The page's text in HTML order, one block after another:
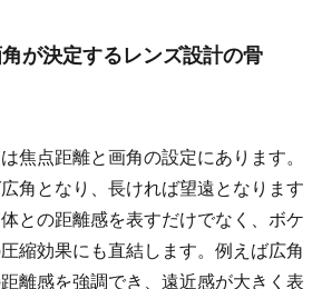
が決定するレンズ設計の骨
焦点距離と画角の設定にあります。
角となり、長ければ望遠となります
との距離感を表すだけでなく、ボケ
縮効果にも直結します。例えば広角
離感を強調でき、遠近感が大きく表